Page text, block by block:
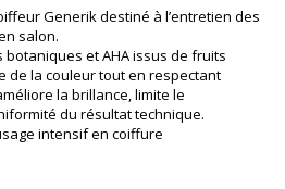
Generik destiné à l’entretien des
salon.
et AHA issus de fruits
de la couleur tout en respectant
la brillance, limite le
du résultat technique.
intensif en coiffure